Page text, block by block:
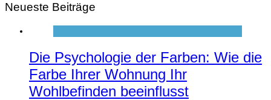
Neueste Beiträge
Die Psychologie der Farben: Wie die
Farbe Ihrer Wohnung Ihr
Wohlbefinden beeinflusst